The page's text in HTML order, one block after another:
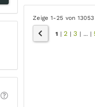
Zeige 1-25 von
1 | 2 |3 | ... |